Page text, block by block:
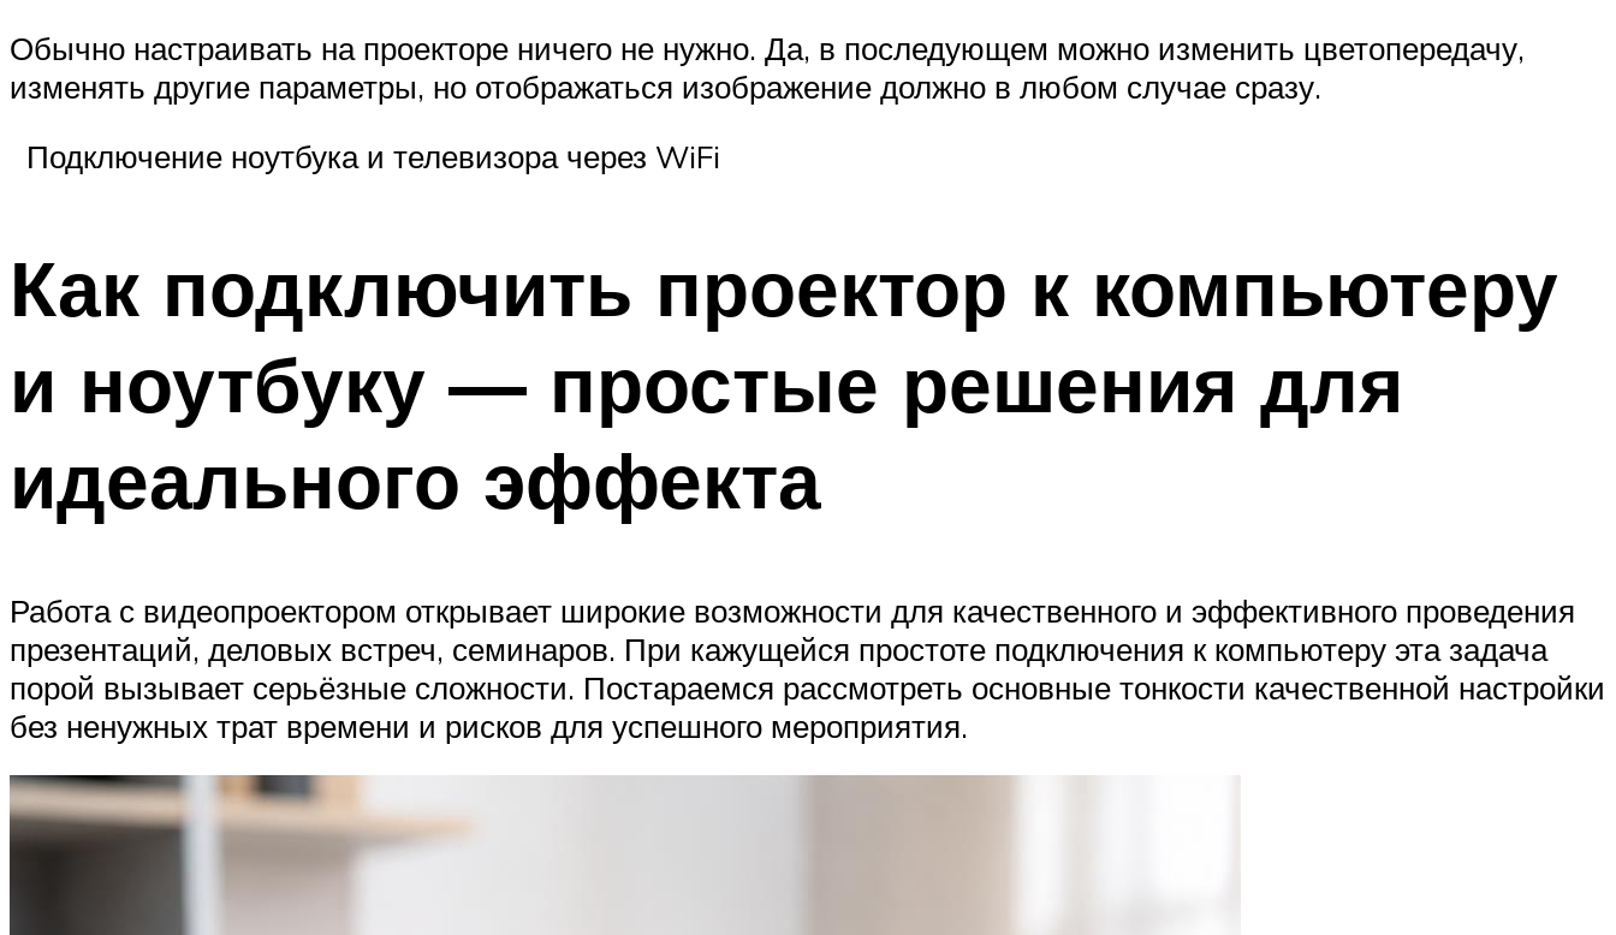
Обычно настраивать на проекторе ничего не нужно. Да, в последующем можно изменить цветопередачу,
изменять другие параметры, но отображаться изображение должно в любом случае сразу.
Подключение ноутбука и телевизора через WiFi
Как подключить проектор к компьютеру
и ноутбуку — простые решения для
идеального эффекта
Работа с видеопроектором открывает широкие возможности для качественного и эффективного проведения
презентаций, деловых встреч, семинаров. При кажущейся простоте подключения к компьютеру эта задача
порой вызывает серьёзные сложности. Постараемся рассмотреть основные тонкости качественной настройки
без ненужных трат времени и рисков для успешного мероприятия.